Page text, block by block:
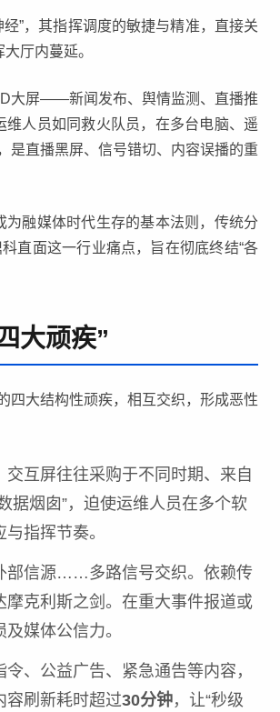
”，其指挥调度的敏捷与精准，直接关
厅内蔓延。
大屏——新闻发布、舆情监测、直播推
维人员如同救火队员，在多台电脑、遥
是直播黑屏、信号错切、内容误播的重
为融媒体时代生存的基本法则，传统分
直面这一行业痛点，旨在彻底终结“各
大顽疾”
四大结构性顽疾，相互交织，形成恶性
互屏往往采购于不同时期、来自
据烟囱”，迫使运维人员在多个软
指挥节奏。
部信源……多路信号交织。依赖传
克利斯之剑。在重大事件报道或
媒体公信力。
、公益广告、紧急通告等内容，
容刷新耗时超过30分钟，让“秒级